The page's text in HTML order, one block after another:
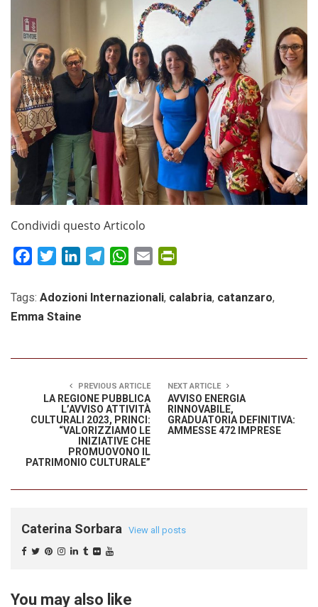
Condividi questo Articolo
FacebookTwitterLinkedInTelegramWhatsApp
Email
Tags: Adozioni Internazionali, calabria, catanzaro,
Emma Staine
PREVIOUS ARTICLE
LA REGIONE PUBBLICA
L’AVVISO ATTIVITÀ
CULTURALI 2023, PRINCI:
“VALORIZZIAMO LE
INIZIATIVE CHE
PROMUOVONO IL
PATRIMONIO CULTURALE”
NEXT ARTICLE
AVVISO ENERGIA
RINNOVABILE,
GRADUATORIA DEFINITIVA:
AMMESSE 472 IMPRESE
Caterina Sorbara View all posts
You may also like